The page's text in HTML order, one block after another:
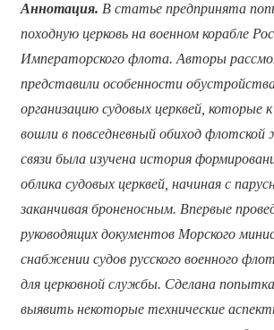
Аннотация. В статье предпринята
походную церковь на военном корабле
Императорского флота. Авторы
представили особенности
организацию судовых церквей, которые
вошли в повседневный обиход
связи была изучена история
облика судовых церквей, начиная с
заканчивая броненосным. Впервые
руководящих документов Морского
снабжении судов русского военного
для церковной службы. Сделана
выявить некоторые технические